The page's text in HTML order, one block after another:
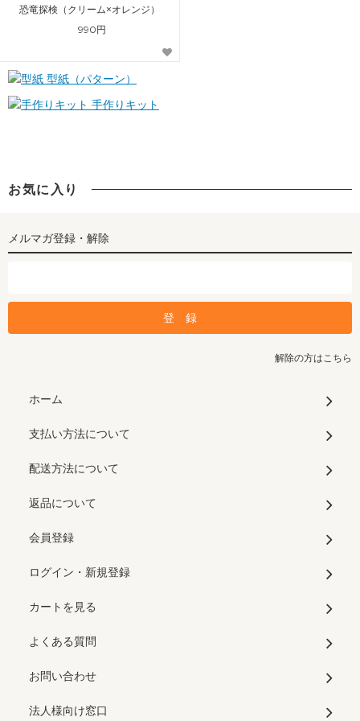
恐竜探検（クリーム×オレンジ）
990円
型紙（パターン）
手作りキット
お気に入り
メルマガ登録・解除
解除の方はこちら
ホーム
支払い方法について
配送方法について
返品について
会員登録
ログイン・新規登録
カートを見る
よくある質問
お問い合わせ
法人様向け窓口